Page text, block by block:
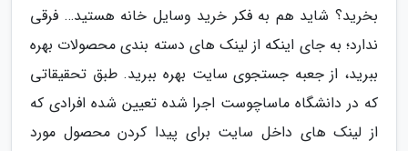
بخرید؟ شاید هم به فکر خرید وسایل خانه هستید… فرقی
ندارد؛ به جای اینکه از لینک های دسته بندی محصولات بهره
ببرید، از جعبه جستجوی سایت بهره ببرید. طبق تحقیقاتی
که در دانشگاه ماساچوست اجرا شده تعیین شده افرادی که
از لینک های داخل سایت برای پیدا کردن محصول مورد